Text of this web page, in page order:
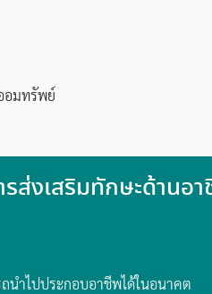
อมทรัพย์
ส่งเสริมทักษะด้านอ
นำไปประกอบอาชีพได้ในอนาคต